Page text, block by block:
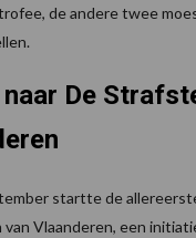
de andere twee
De
startte de
Vlaanderen, een